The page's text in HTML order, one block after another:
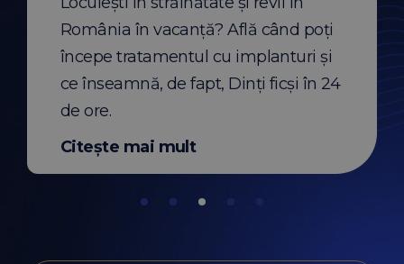
România în vacanță? Află când poți
începe tratamentul cu implanturi și
ce înseamnă, de fapt, Dinți ficși în 24
de ore.
Citește mai mult
Citește mai mult